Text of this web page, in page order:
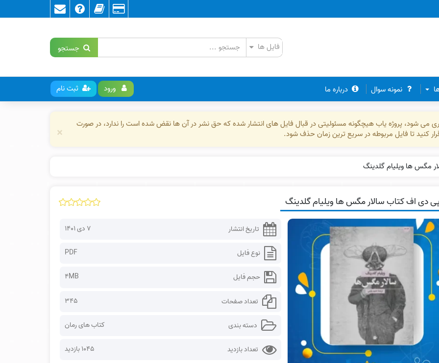
جستجو
نمونه سوال درباره ما ورود ثبت نام
می شود، پروژه یاب هیچگونه مسئولیتی در قبال فایل های انتشار شده که حق نشر در آن ها نقض شده است را ندارد، در صورت
کنید تا فایل مربوطه در سریع ترین زمان حذف شود.
×
مگس ها ویلیام گلدینگ
دی اف کتاب سالار مگس ها ویلیام گلدینگ
تاریخ انتشار ۷ دی ۱۴۰۱
نوع فایل PDF
حجم فایل 4MB
تعداد صفحات 345
دسته بندی کتاب های رمان
تعداد بازدید 1045 بازدید